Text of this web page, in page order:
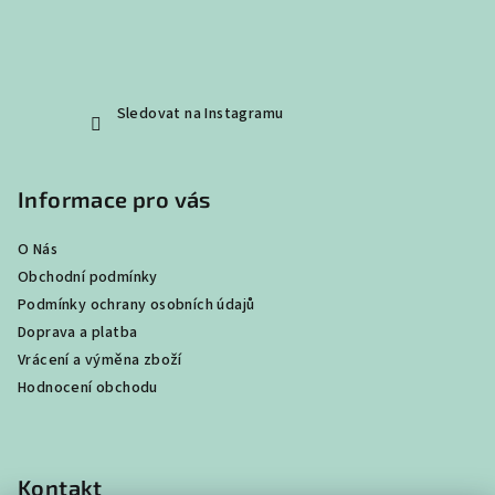
Sledovat na Instagramu
Informace pro vás
O Nás
Obchodní podmínky
Podmínky ochrany osobních údajů
Doprava a platba
Vrácení a výměna zboží
Hodnocení obchodu
Kontakt